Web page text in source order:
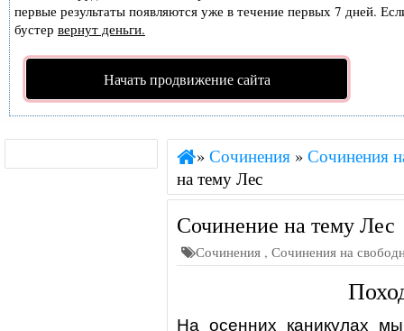
первые результаты появляются уже в течение первых 7 дней.
бустер вернут деньги.
Начать продвижение сайта
» Сочинения » Сочинения
на тему Лес
Сочинение на тему Лес
Сочинения , Сочинения на
На осенних каникулах